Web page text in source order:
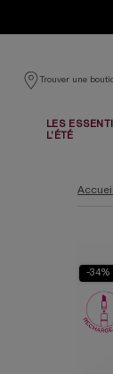
Trouver une
LES
L’ÉTÉ
Accueil
-34%